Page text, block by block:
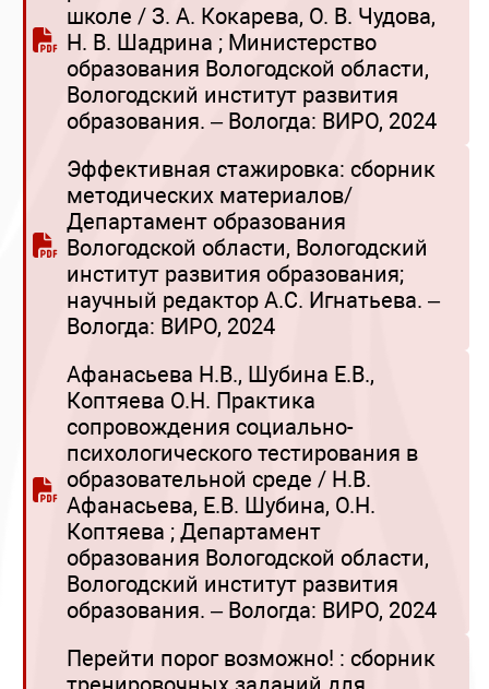
школе / З. А. Кокарева, О. В. Чудова,
Н. В. Шадрина ; Министерство
образования Вологодской области,
Вологодский институт развития
образования. – Вологда: ВИРО, 2024
Эффективная стажировка: сборник
методических материалов/
Департамент образования
Вологодской области, Вологодский
институт развития образования;
научный редактор А.С. Игнатьева. –
Вологда: ВИРО, 2024
Афанасьева Н.В., Шубина Е.В.,
Коптяева О.Н. Практика
сопровождения социально-
психологического тестирования в
образовательной среде / Н.В.
Афанасьева, Е.В. Шубина, О.Н.
Коптяева ; Департамент
образования Вологодской области,
Вологодский институт развития
образования. – Вологда: ВИРО, 2024
Перейти порог возможно! : сборник